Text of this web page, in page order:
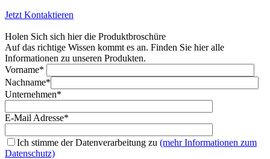
Jetzt Kontaktieren
Holen Sich sich hier die Produktbroschüre
Auf das richtige Wissen kommt es an. Finden Sie hier alle
Informationen zu unseren Produkten.
Vorname*
Nachname*
Unternehmen*
E-Mail Adresse*
Ich stimme der Datenverarbeitung zu (mehr Informationen zum
Datenschutz)